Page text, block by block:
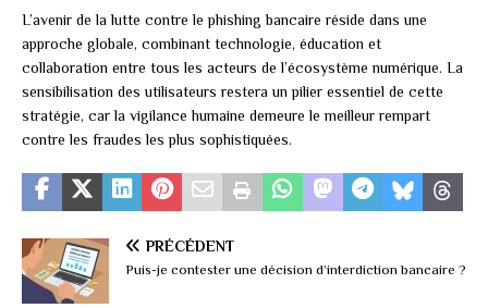
L’avenir de la lutte contre le phishing bancaire réside dans une
approche globale, combinant technologie, éducation et
collaboration entre tous les acteurs de l’écosystème numérique. La
sensibilisation des utilisateurs restera un pilier essentiel de cette
stratégie, car la vigilance humaine demeure le meilleur rempart
contre les fraudes les plus sophistiquées.
PRÉCÉDENT
Puis-je contester une décision d’interdiction bancaire ?